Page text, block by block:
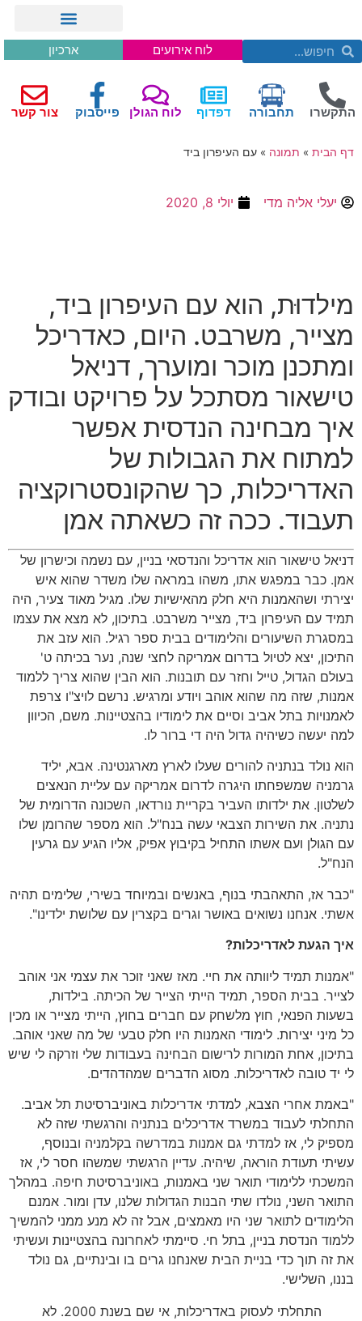
לוח אירועים ארכיון
התקשרו תחבורה דפדוף לוח הגולן פייסבוק צור קשר
דף הבית » תמונה » עם העיפרון ביד
יעלי אליה מדי יולי 8, 2020
מילדוּת, הוא עם העיפרון ביד,
מצייר, משרבט. היום, כאדריכל
ומתכנן מוכר ומוערך, דניאל
טישאור מסתכל על פרויקט ובודק
איך מבחינה הנדסית אפשר
למתוח את הגבולות של
האדריכלות, כך שהקונסטרוקציה
תעבוד. ככה זה כשאתה אמן
דניאל טישאור הוא אדריכל והנדסאי בניין, עם נשמה וכישרון של
אמן. כבר במפגש אתו, משהו במראה שלו משדר שהוא איש
יצירתי ושהאמנות היא חלק מהאישיות שלו. מגיל מאוד צעיר, היה
תמיד עם העיפרון ביד, מצייר משרבט. בתיכון, לא מצא את עצמו
במסגרת השיעורים והלימודים בבית ספר רגיל. הוא עזב את
התיכון, יצא לטיול בדרום אמריקה לחצי שנה, נער בכיתה ט'
בעולם הגדול, טייל וחזר עם תובנות. הוא הבין שהוא צריך ללמוד
אמנות, שזה מה שהוא אוהב ויודע ומרגיש. נרשם לויצ"ו צרפת
לאמנויות בתל אביב וסיים את לימודיו בהצטיינות. משם, הכיוון
למה יעשה כשיהיה גדול היה די ברור לו.
הוא נולד בנתניה להורים שעלו לארץ מארגנטינה. אבא, יליד
גרמניה שמשפחתו היגרה לדרום אמריקה עם עליית הנאצים
לשלטון. את ילדותו העביר בקריית נורדאו, השכונה הדרומית של
נתניה. את השירות הצבאי עשה בנח"ל. הוא מספר שהרומן שלו
עם הגולן ועם אשתו התחיל בקיבוץ אפיק, אליו הגיע עם גרעין
הנח"ל.
"כבר אז, התאהבתי בנוף, באנשים ובמיוחד בשירי, שלימים תהיה
אשתי. אנחנו נשואים באושר וגרים בקצרין עם שלושת ילדינו".
איך הגעת לאדריכלות?
"אמנות תמיד ליוותה את חיי. מאז שאני זוכר את עצמי אני אוהב
לצייר. בבית הספר, תמיד הייתי הצייר של הכיתה. בילדות,
בשעות הפנאי, חוץ מלשחק עם חברים בחוץ, הייתי מצייר או מכין
כל מיני יצירות. לימודי האמנות היו חלק טבעי של מה שאני אוהב.
בתיכון, אחת המורות לרישום הבחינה בעבודות שלי וזרקה לי שיש
לי יד טובה לאדריכלות. מסוג הדברים שמהדהדים.
"באמת אחרי הצבא, למדתי אדריכלות באוניברסיטת תל אביב.
התחלתי לעבוד במשרד אדריכלים בנתניה והרגשתי שזה לא
מספיק לי, אז למדתי גם אמנות במדרשה בקלמניה ובנוסף,
עשיתי תעודת הוראה, שיהיה. עדיין הרגשתי שמשהו חסר לי, אז
המשכתי ללימודי תואר שני באמנות, באוניברסיטת חיפה. במהלך
התואר השני, נולדו שתי הבנות הגדולות שלנו, עדן ומור. אמנם
הלימודים לתואר שני היו מאמצים, אבל זה לא מנע ממני להמשיך
ללמוד הנדסת בניין, בתל חי. סיימתי לאחרונה בהצטיינות ועשיתי
את זה תוך כדי בניית הבית שאנחנו גרים בו ובינתיים, גם נולד
בננו, השלישי.
התחלתי לעסוק באדריכלות, אי שם בשנת 2000. לא